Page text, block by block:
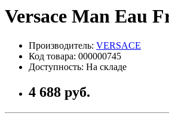
Versace Man Eau
Производитель: VERSACE
Код товара: 000000745
Доступность: На складе
4 688 руб.